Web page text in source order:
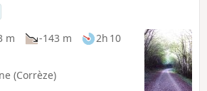
m -143 m
2h 10
(Corrèze)